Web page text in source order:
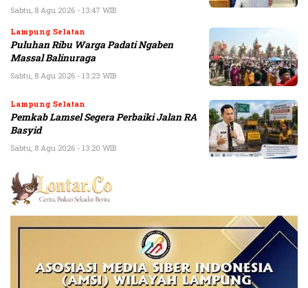
Sabtu, 8 Agu 2026 - 13:47 WIB
Lampung Selatan
Puluhan Ribu Warga Padati Ngaben
Massal Balinuraga
Sabtu, 8 Agu 2026 - 13:23 WIB
Lampung Selatan
Pemkab Lamsel Segera Perbaiki Jalan RA
Basyid
Sabtu, 8 Agu 2026 - 13:20 WIB